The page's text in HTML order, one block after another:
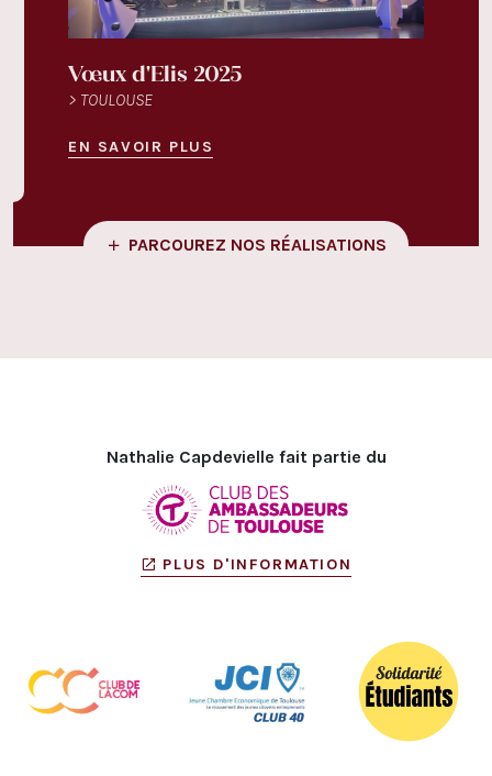
Vœux d'Elis 2025
> TOULOUSE
EN SAVOIR PLUS
PARCOUREZ NOS RÉALISATIONS
Nathalie Capdevielle fait partie du
PLUS D'INFORMATION